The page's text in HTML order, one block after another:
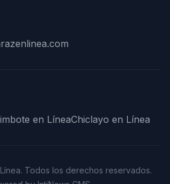
en LíneaChiclayo en Línea
Todos los derechos reservados.